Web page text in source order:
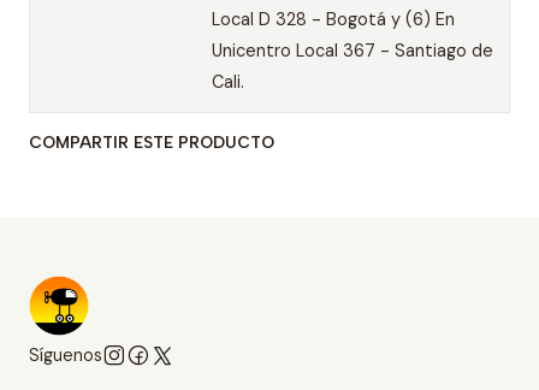
Local D 328 - Bogotá y (6) En
Unicentro Local 367 - Santiago de
Cali.
COMPARTIR ESTE PRODUCTO
Síguenos